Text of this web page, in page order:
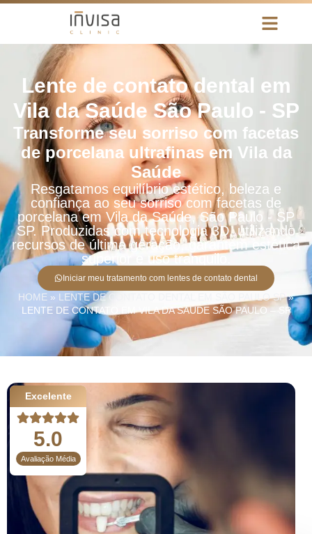
Lente de contato dental em
Vila da Saúde São Paulo - SP
Transforme seu sorriso com facetas
de porcelana ultrafinas em Vila da
Saúde
Resgatamos equilíbrio estético, beleza e
confiança ao seu sorriso com facetas de
porcelana em Vila da Saúde, São Paulo - SP
SP. Produzidas com tecnologia 3D, utilizando
recursos de última geração, garantem estética
superior e uso tranquilo.
Iniciar meu tratamento com lentes de contato dental
HOME » LENTE DE CONTATO DENTAL EM SÃO PAULO SP»
LENTE DE CONTATO EM VILA DA SAÚDE SÃO PAULO – SP
Excelente
5.0
Avaliação Média